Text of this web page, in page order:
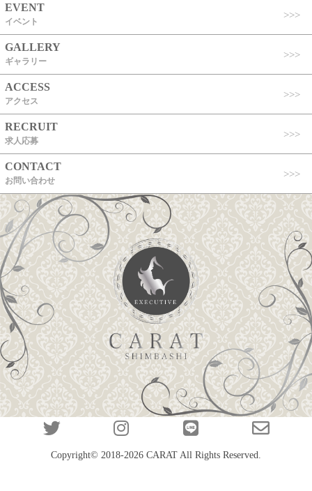
EVENT
イベント
GALLERY
ギャラリー
ACCESS
アクセス
RECRUIT
求人応募
CONTACT
お問い合わせ
Copyright© 2018-2026 CARAT All Rights Reserved.